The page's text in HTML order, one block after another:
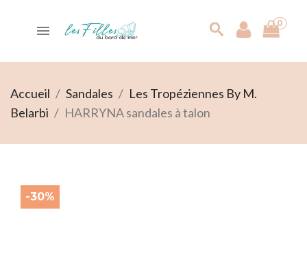
 0
Accueil Sandales
Les Tropéziennes By M.
Belarbi
HARRYNA sandales à talon
-30%